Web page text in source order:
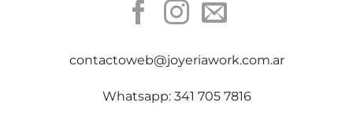
contactoweb@joyeriawork.com.ar
Whatsapp: 341 705 7816